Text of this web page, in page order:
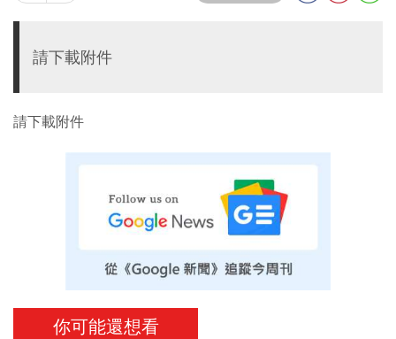
請下載附件
請下載附件
你可能還想看